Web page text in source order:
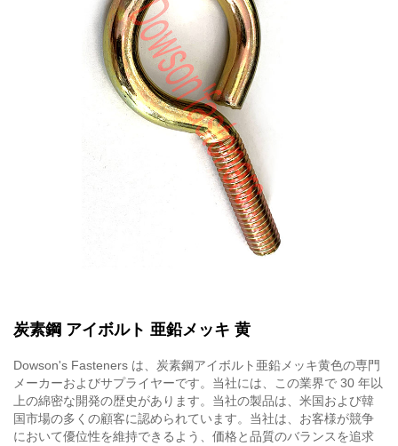
炭素鋼 アイボルト 亜鉛メッキ 黄
Dowson's Fasteners は、炭素鋼アイボルト亜鉛メッキ黄色の専門
メーカーおよびサプライヤーです。当社には、この業界で 30 年以
上の綿密な開発の歴史があります。当社の製品は、米国および韓
国市場の多くの顧客に認められています。当社は、お客様が競争
において優位性を維持できるよう、価格と品質のバランスを追求